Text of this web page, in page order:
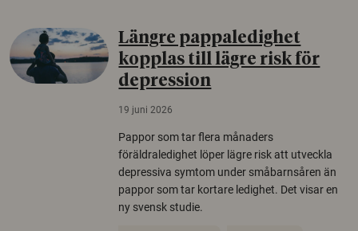
Längre pappaledighet
kopplas till lägre risk för
depression
19 juni 2026
Pappor som tar flera månaders
föräldraledighet löper lägre risk att utveckla
depressiva symtom under småbarnsåren än
pappor som tar kortare ledighet. Det visar en
ny svensk studie.